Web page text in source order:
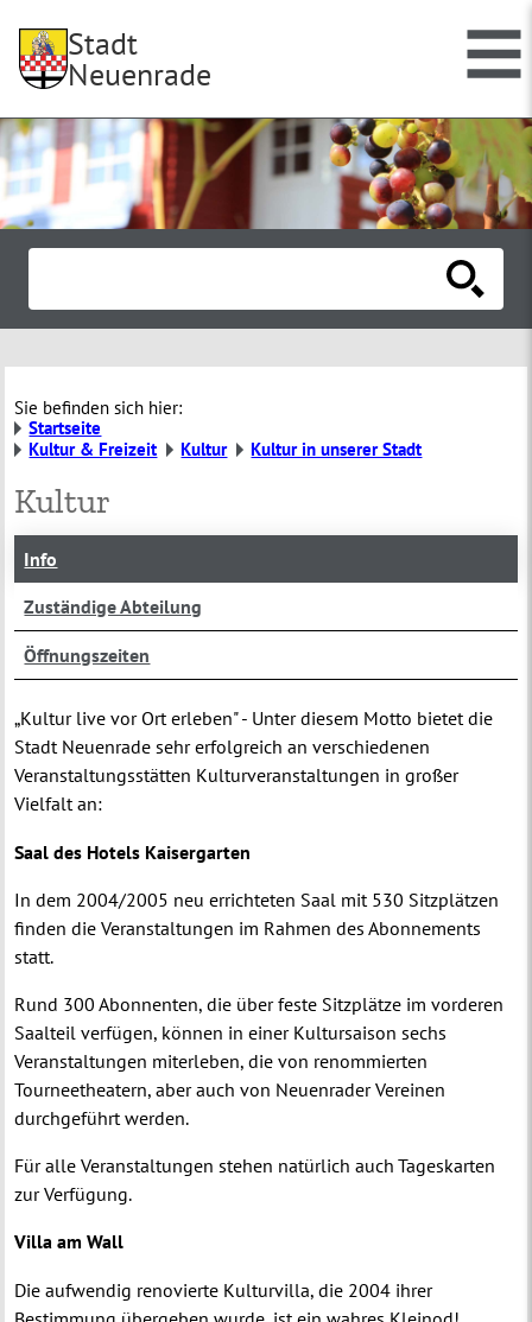
Stadt
Neuenrade
Sie befinden sich hier:
Startseite
Kultur & Freizeit
Kultur Kultur in unserer Stadt
Kultur
Info
Zuständige Abteilung
Öffnungszeiten
„Kultur live vor Ort erleben" - Unter diesem Motto bietet die
Stadt Neuenrade sehr erfolgreich an verschiedenen
Veranstaltungsstätten Kulturveranstaltungen in großer
Vielfalt an:
Saal des Hotels Kaisergarten
In dem 2004/2005 neu errichteten Saal mit 530 Sitzplätzen
finden die Veranstaltungen im Rahmen des Abonnements
statt.
Rund 300 Abonnenten, die über feste Sitzplätze im vorderen
Saalteil verfügen, können in einer Kultursaison sechs
Veranstaltungen miterleben, die von renommierten
Tourneetheatern, aber auch von Neuenrader Vereinen
durchgeführt werden.
Für alle Veranstaltungen stehen natürlich auch Tageskarten
zur Verfügung.
Villa am Wall
Die aufwendig renovierte Kulturvilla, die 2004 ihrer